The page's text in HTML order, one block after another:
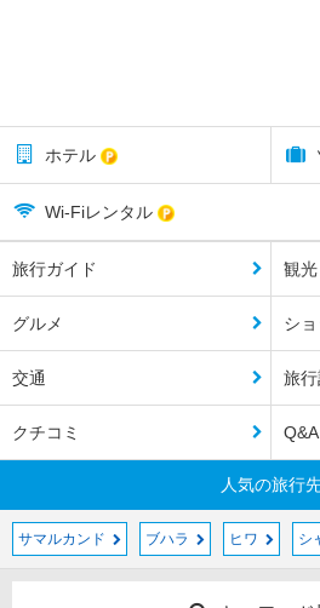
ホテル
Wi-Fiレンタル
旅行ガイド 観光
グルメ シ
交通 旅
クチコミ Q&A
人気の旅行
サマルカンド ブハラ ヒワ シ